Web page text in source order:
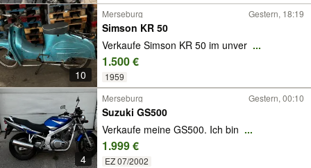
10
Merseburg Gestern, 18:19
Simson KR 50
Verkaufe Simson KR 50 im unver ...
1.500 €
1959
4
Merseburg Gestern, 00:10
Suzuki GS500
Verkaufe meine GS500. Ich bin ...
1.999 €
EZ 07/2002